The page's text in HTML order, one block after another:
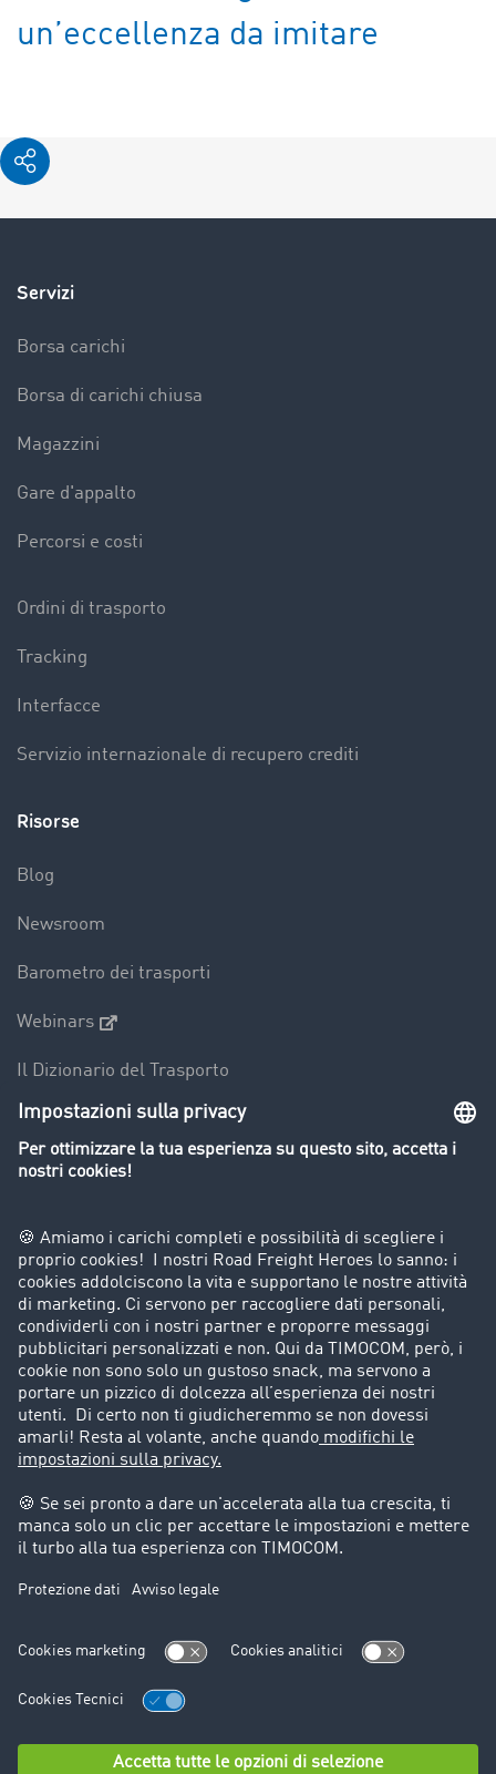
un’eccellenza da imitare
Servizi
Borsa carichi
Borsa di carichi chiusa
Magazzini
Gare d'appalto
Percorsi e costi
Ordini di trasporto
Tracking
Interfacce
Servizio internazionale di recupero crediti
Risorse
Blog
Newsroom
Barometro dei trasporti
Webinars
Il Dizionario del Trasporto
Panoramica della borsa di carichi
Divieti di circolazione per mezzi pesanti
Azienda
Porta un nuovo cliente
Storie di successo
Informazioni legali
Note legali
Trattamento dei dati
Cookie-Einstellungen
Assistenza